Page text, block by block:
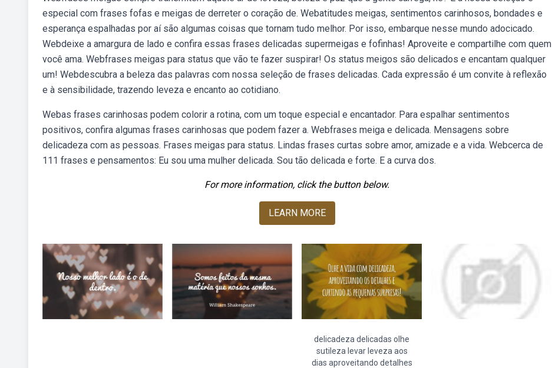
especial com frases fofas e meigas de derreter o coração de. Webatitudes meigas, sentimentos carinhosos, bondades e
esperança espalhadas por aí são algumas coisas que tornam tudo melhor. Por isso, embarque nesse mundo adocicado.
Webdeixe a amargura de lado e confira essas frases delicadas supermeigas e fofinhas! Aproveite e compartilhe com quem
você ama. Webfrases meigas para status que vão te fazer suspirar! Os status meigos são delicados e encantam qualquer
um! Webdescubra a beleza das palavras com nossa seleção de frases delicadas. Cada expressão é um convite à reflexão
e à sensibilidade, trazendo leveza e encanto ao cotidiano.
Webas frases carinhosas podem colorir a rotina, com um toque especial e encantador. Para espalhar sentimentos
positivos, confira algumas frases carinhosas que podem fazer a. Webfrases meiga e delicada. Mensagens sobre
delicadeza com as pessoas. Frases meigas para status. Lindas frases curtas sobre amor, amizade e a vida. Webcerca de
111 frases e pensamentos: Eu sou uma mulher delicada. Sou tão delicada e forte. E a curva dos.
For more information, click the button below.
LEARN MORE
delicadeza delicadas olhe
sutileza levar leveza aos
dias aproveitando detalhes